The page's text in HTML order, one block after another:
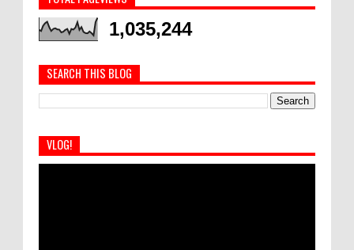
1,035,244
SEARCH THIS BLOG
VLOG!